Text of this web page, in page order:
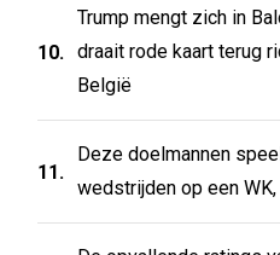
10.
Trump mengt zich in
draait rode kaart terug
België
11.
Deze doelmannen
wedstrijden op een